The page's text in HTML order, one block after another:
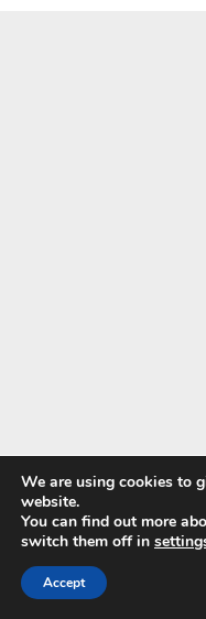
Squalane pre hlbokú
Panthenol pre
We are using cookies to
website.
You can find out more
switch them off in
Accept